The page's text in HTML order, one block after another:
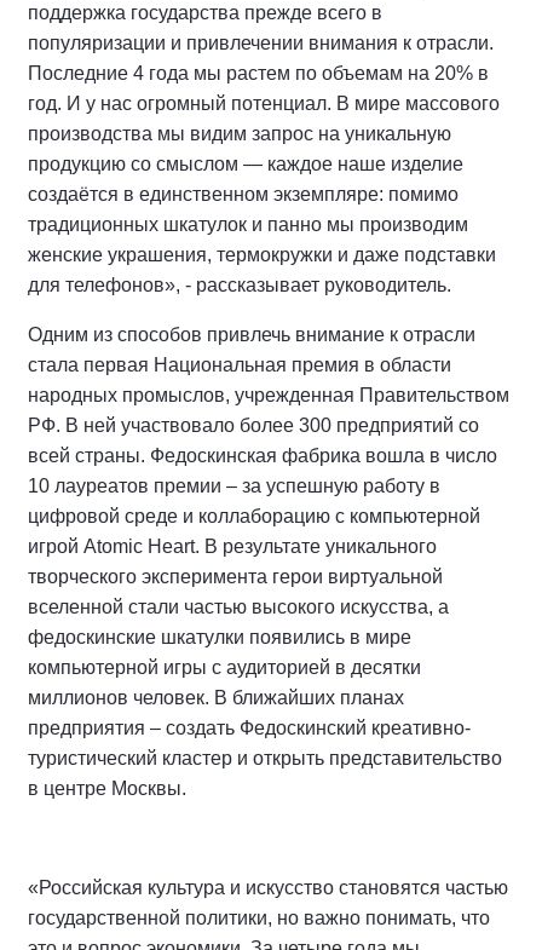
поддержка государства прежде всего в
популяризации и привлечении внимания к отрасли.
Последние 4 года мы растем по объемам на 20% в
год. И у нас огромный потенциал. В мире массового
производства мы видим запрос на уникальную
продукцию со смыслом — каждое наше изделие
создаётся в единственном экземпляре: помимо
традиционных шкатулок и панно мы производим
женские украшения, термокружки и даже подставки
для телефонов», - рассказывает руководитель.
Одним из способов привлечь внимание к отрасли
стала первая Национальная премия в области
народных промыслов, учрежденная Правительством
РФ. В ней участвовало более 300 предприятий со
всей страны. Федоскинская фабрика вошла в число
10 лауреатов премии – за успешную работу в
цифровой среде и коллаборацию с компьютерной
игрой Atomic Heart. В результате уникального
творческого эксперимента герои виртуальной
вселенной стали частью высокого искусства, а
федоскинские шкатулки появились в мире
компьютерной игры с аудиторией в десятки
миллионов человек. В ближайших планах
предприятия – создать Федоскинский креативно-
туристический кластер и открыть представительство
в центре Москвы.
«Российская культура и искусство становятся частью
государственной политики, но важно понимать, что